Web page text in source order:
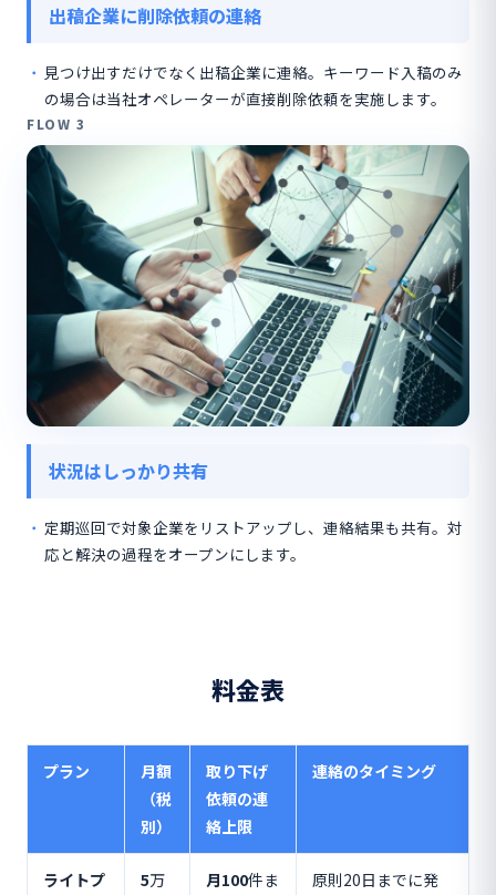
出稿企業に削除依頼の連絡
見つけ出すだけでなく出稿企業に連絡。キーワード入稿のみ
の場合は当社オペレーターが直接削除依頼を実施します。
FLOW 3
状況はしっかり共有
定期巡回で対象企業をリストアップし、連絡結果も共有。対
応と解決の過程をオープンにします。
料金表
プラン
月額
（税
別）
取り下げ
依頼の連
絡上限
連絡のタイミング
ライトプ
5万
月100件ま
原則20日までに発